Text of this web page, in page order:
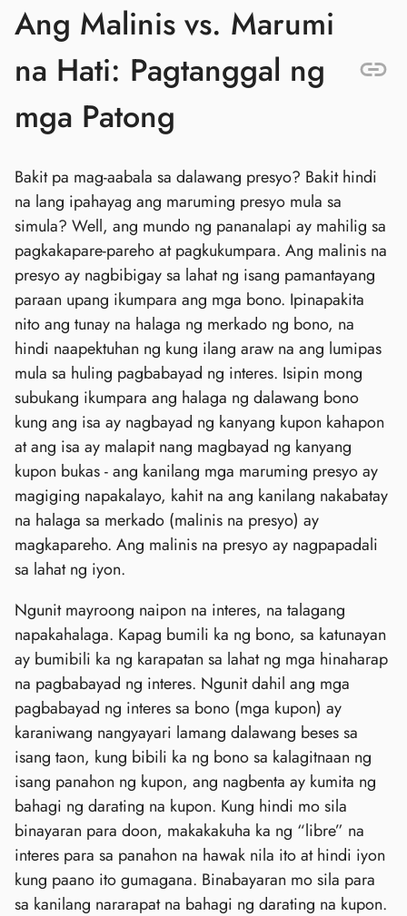
Ang Malinis vs. Marumi
na Hati: Pagtanggal ng
mga Patong
Bakit pa mag-aabala sa dalawang presyo? Bakit hindi
na lang ipahayag ang maruming presyo mula sa
simula? Well, ang mundo ng pananalapi ay mahilig sa
pagkakapare-pareho at pagkukumpara. Ang malinis na
presyo ay nagbibigay sa lahat ng isang pamantayang
paraan upang ikumpara ang mga bono. Ipinapakita
nito ang tunay na halaga ng merkado ng bono, na
hindi naapektuhan ng kung ilang araw na ang lumipas
mula sa huling pagbabayad ng interes. Isipin mong
subukang ikumpara ang halaga ng dalawang bono
kung ang isa ay nagbayad ng kanyang kupon kahapon
at ang isa ay malapit nang magbayad ng kanyang
kupon bukas - ang kanilang mga maruming presyo ay
magiging napakalayo, kahit na ang kanilang nakabatay
na halaga sa merkado (malinis na presyo) ay
magkapareho. Ang malinis na presyo ay nagpapadali
sa lahat ng iyon.
Ngunit mayroong naipon na interes, na talagang
napakahalaga. Kapag bumili ka ng bono, sa katunayan
ay bumibili ka ng karapatan sa lahat ng mga hinaharap
na pagbabayad ng interes. Ngunit dahil ang mga
pagbabayad ng interes sa bono (mga kupon) ay
karaniwang nangyayari lamang dalawang beses sa
isang taon, kung bibili ka ng bono sa kalagitnaan ng
isang panahon ng kupon, ang nagbenta ay kumita ng
bahagi ng darating na kupon. Kung hindi mo sila
binayaran para doon, makakakuha ka ng “libre” na
interes para sa panahon na hawak nila ito at hindi iyon
kung paano ito gumagana. Binabayaran mo sila para
sa kanilang nararapat na bahagi ng darating na kupon.